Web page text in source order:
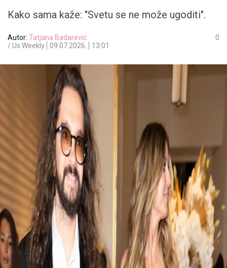
Kako sama kaže: "Svetu se ne može ugoditi".
Autor: Tatjana Badarević
/ Us Weekly
09.07.2026. 13:01
0